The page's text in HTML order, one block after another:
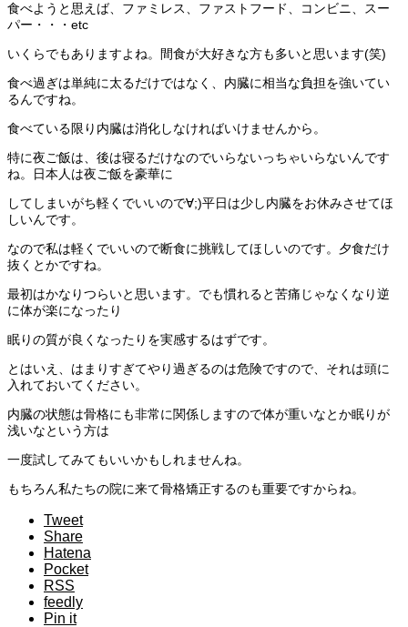
食べようと思えば、ファミレス、ファストフード、コンビニ、スー
パー・・・etc
いくらでもありますよね。間食が大好きな方も多いと思います(笑)
食べ過ぎは単純に太るだけではなく、内臓に相当な負担を強いてい
るんですね。
食べている限り内臓は消化しなければいけませんから。
特に夜ご飯は、後は寝るだけなのでいらないっちゃいらないんです
ね。日本人は夜ご飯を豪華に
してしまいがち軽くでいいので∀;)平日は少し内臓をお休みさせてほ
しいんです。
なので私は軽くでいいので断食に挑戦してほしいのです。夕食だけ
抜くとかですね。
最初はかなりつらいと思います。でも慣れると苦痛じゃなくなり逆
に体が楽になったり
眠りの質が良くなったりを実感するはずです。
とはいえ、はまりすぎてやり過ぎるのは危険ですので、それは頭に
入れておいてください。
内臓の状態は骨格にも非常に関係しますので体が重いなとか眠りが
浅いなという方は
一度試してみてもいいかもしれませんね。
もちろん私たちの院に来て骨格矯正するのも重要ですからね。
Tweet
Share
Hatena
Pocket
RSS
feedly
Pin it